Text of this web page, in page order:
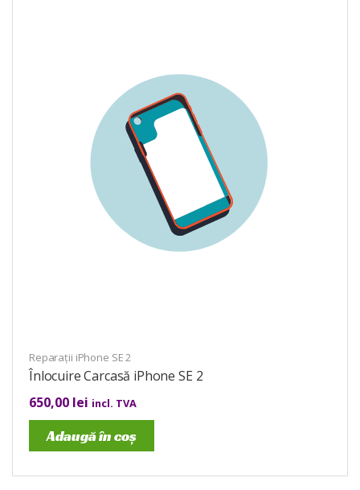
Reparații iPhone SE 2
Înlocuire Carcasă iPhone SE 2
650,00 lei incl. TVA
Adaugă în coș